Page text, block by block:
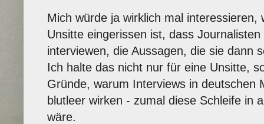
Mich würde ja wirklich mal interessieren,
Unsitte eingerissen ist, dass
interviewen, die Aussagen, die sie dann
Ich halte das nicht nur für eine Unsitte,
Gründe, warum Interviews in deutschen
blutleer wirken - zumal diese Schleife in
wäre.